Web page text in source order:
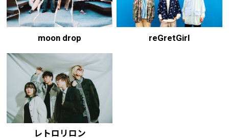
moon drop reGretGirl
レトロリロン